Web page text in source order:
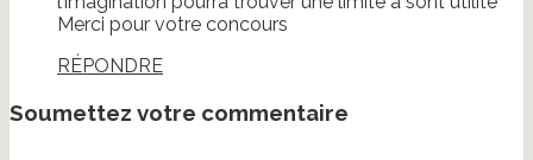
Merci pour votre concours
RÉPONDRE
Soumettez votre commentaire